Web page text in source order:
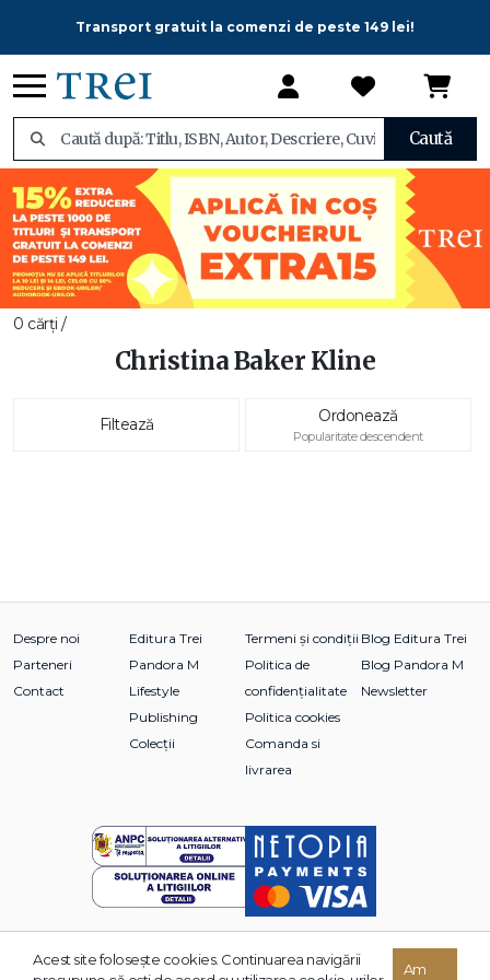
Transport gratuit la comenzi de peste 149 lei!
Caută
0 cărți /
Christina Baker Kline
Filtează Ordonează
Popularitate descendent
Despre noi
Parteneri
Contact
Editura Trei
Pandora M
Lifestyle
Publishing
Colecții
Termeni și condiții
Politica de
confidențialitate
Politica cookies
Comanda si
livrarea
Blog Editura Trei
Blog Pandora M
Newsletter
© 2026 Grupul Editorial TREI. Toate drepturile rezervate.
Acest site foloseşte cookies. Continuarea navigării
Am